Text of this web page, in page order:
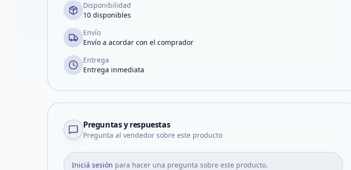
Disponibilidad
10 disponibles
Envío
Envío a acordar con el comprador
Entrega
Entrega inmediata
Preguntas y respuestas
Pregunta al vendedor sobre este producto
Iniciá sesión para hacer una pregunta sobre este producto.